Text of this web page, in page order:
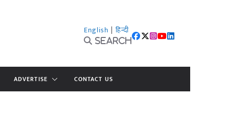
English | हिन्दी
Search
ADVERTISE CONTACT US